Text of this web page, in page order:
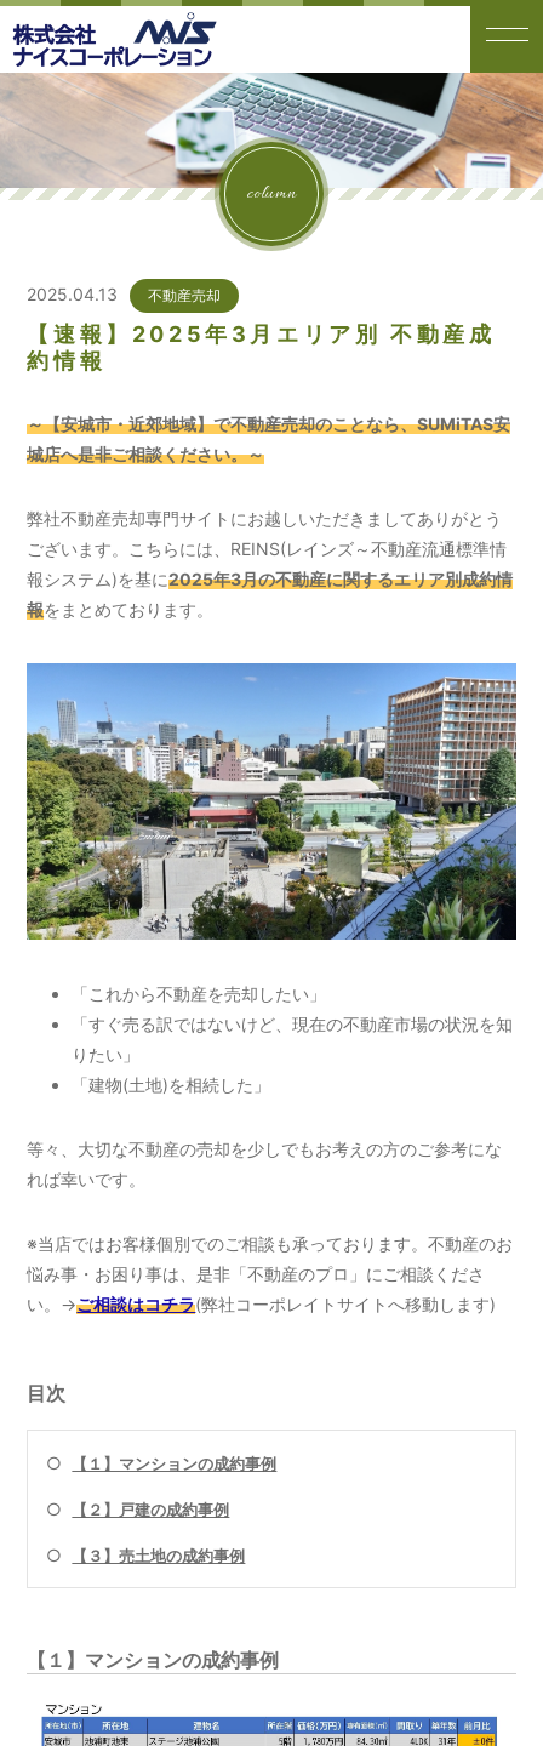
column
2025.04.13 不動産売却
【速報】2025年3月エリア別 不動産成
約情報
～【安城市・近郊地域】で不動産売却のことなら、SUMiTAS安
城店へ是非ご相談ください。～
弊社不動産売却専門サイトにお越しいただきましてありがとう
ございます。こちらには、REINS(レインズ～不動産流通標準情
報システム)を基に2025年3月の不動産に関するエリア別成約情
報をまとめております。
「これから不動産を売却したい」
「すぐ売る訳ではないけど、現在の不動産市場の状況を知
りたい」
「建物(土地)を相続した」
等々、大切な不動産の売却を少しでもお考えの方のご参考にな
れば幸いです。
※当店ではお客様個別でのご相談も承っております。不動産のお
悩み事・お困り事は、是非「不動産のプロ」にご相談くださ
い。→ご相談はコチラ(弊社コーポレイトサイトへ移動します)
目次
○ 【１】マンションの成約事例
○ 【２】戸建の成約事例
○ 【３】売土地の成約事例
【１】マンションの成約事例